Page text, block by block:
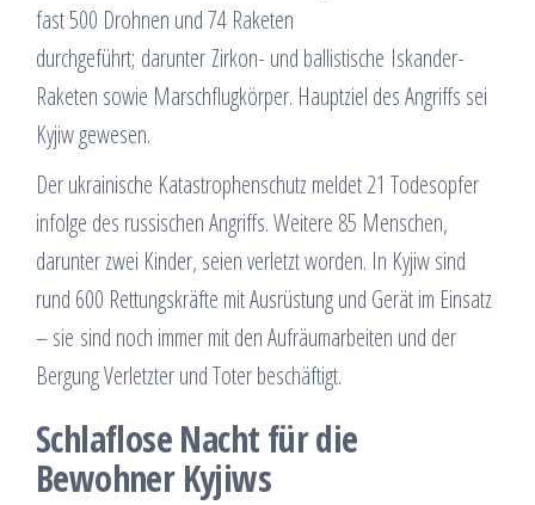
fast 500 Drohnen und 74 Raketen
durchgeführt; darunter Zirkon- und ballistische Iskander-
Raketen sowie Marschflugkörper. Hauptziel des Angriffs sei
Kyjiw gewesen.
Der ukrainische Katastrophenschutz meldet 21 Todesopfer
infolge des russischen Angriffs. Weitere 85 Menschen,
darunter zwei Kinder, seien verletzt worden. In Kyjiw sind
rund 600 Rettungskräfte mit Ausrüstung und Gerät im Einsatz
– sie sind noch immer mit den Aufräumarbeiten und der
Bergung Verletzter und Toter beschäftigt.
Schlaflose Nacht für die
Bewohner Kyjiws